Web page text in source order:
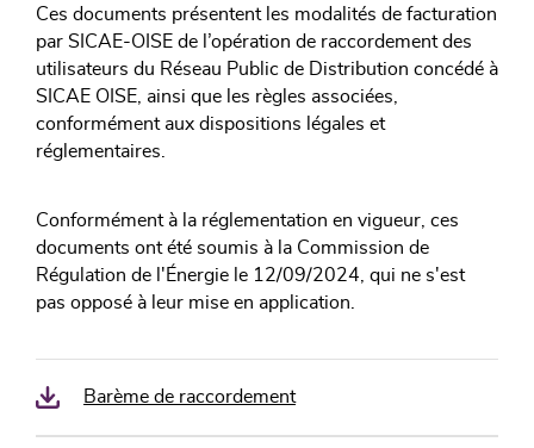
Ces documents présentent les modalités de facturation
par SICAE-OISE de l’opération de raccordement des
utilisateurs du Réseau Public de Distribution concédé à
SICAE OISE, ainsi que les règles associées,
conformément aux dispositions légales et
réglementaires.
Conformément à la réglementation en vigueur, ces
documents ont été soumis à la Commission de
Régulation de l'Énergie le 12/09/2024, qui ne s'est
pas opposé à leur mise en application.
Barème de raccordement